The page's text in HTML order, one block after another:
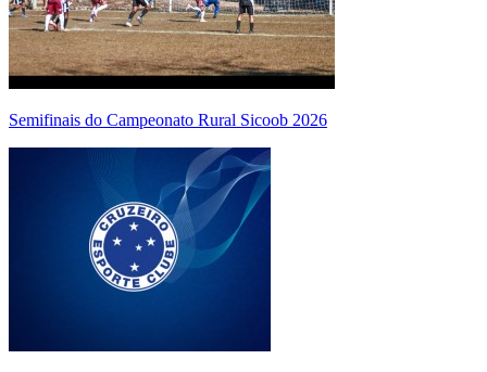
Semifinais do Campeonato Rural Sicoob 2026